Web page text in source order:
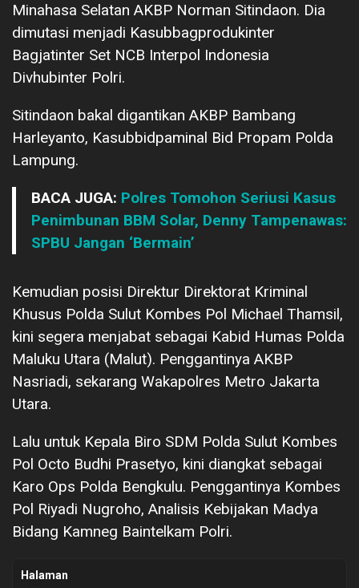
Minahasa Selatan AKBP Norman Sitindaon. Dia
dimutasi menjadi Kasubbagprodukinter
Bagjatinter Set NCB Interpol Indonesia
Divhubinter Polri.
Sitindaon bakal digantikan AKBP Bambang
Harleyanto, Kasubbidpaminal Bid Propam Polda
Lampung.
BACA JUGA: Polres Tomohon Seriusi Kasus
Penimbunan BBM Solar, Denny Tampenawas:
SPBU Jangan ‘Bermain’
Kemudian posisi Direktur Direktorat Kriminal
Khusus Polda Sulut Kombes Pol Michael Thamsil,
kini segera menjabat sebagai Kabid Humas Polda
Maluku Utara (Malut). Penggantinya AKBP
Nasriadi, sekarang Wakapolres Metro Jakarta
Utara.
Lalu untuk Kepala Biro SDM Polda Sulut Kombes
Pol Octo Budhi Prasetyo, kini diangkat sebagai
Karo Ops Polda Bengkulu. Penggantinya Kombes
Pol Riyadi Nugroho, Analisis Kebijakan Madya
Bidang Kamneg Baintelkam Polri.
Halaman